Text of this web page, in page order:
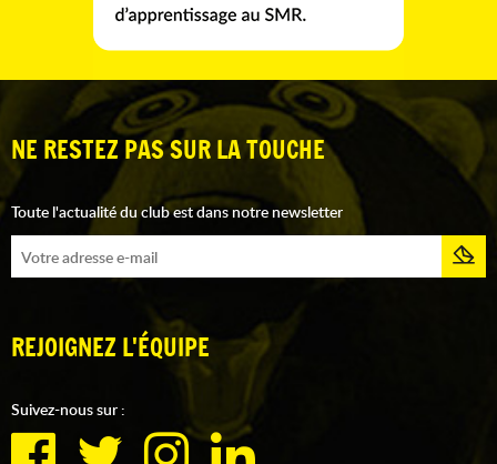
NE RESTEZ PAS SUR LA TOUCHE
Toute l'actualité du club est dans notre newsletter
REJOIGNEZ L'ÉQUIPE
Suivez-nous sur :